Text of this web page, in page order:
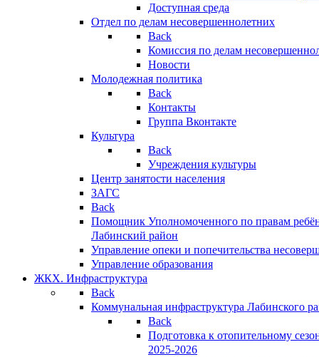
Доступная среда
Отдел по делам несовершеннолетних
Back
Комиссия по делам
Новости
Молодежная политика
Back
Контакты
Группа Вконтакте
Культура
Back
Учреждения культуры
Центр занятости населения
ЗАГС
Back
Помощник Уполномоченного по правам
Лабинский район
Управление опеки и попечительства
Управление образования
ЖКХ. Инфраструктура
Back
Коммунальная инфраструктура Лабинского
Back
Подготовка к отопительному
2025-2026